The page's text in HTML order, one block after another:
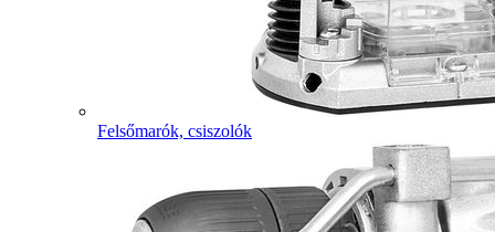
Felsőmarók, csiszolók